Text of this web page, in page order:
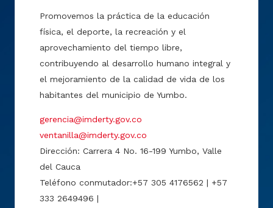
Promovemos la práctica de la educación
física, el deporte, la recreación y el
aprovechamiento del tiempo libre,
contribuyendo al desarrollo humano integral y
el mejoramiento de la calidad de vida de los
habitantes del municipio de Yumbo.
gerencia@imderty.gov.co
ventanilla@imderty.gov.co
Dirección: Carrera 4 No. 16-199 Yumbo, Valle
del Cauca
Teléfono conmutador:+57 305 4176562 | +57
333 2649496 |